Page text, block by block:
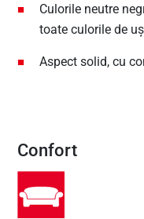
Culorile neutre
toate culorile de
Aspect solid, cu
Confort